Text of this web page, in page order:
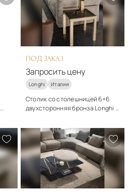
ПОД ЗАКАЗ
Запросить цену
Longhi Италия
Столик со столешницей 6+6
двухсторонняя бронза Longhi -
арт-деко
Подробнее
Запросить цену